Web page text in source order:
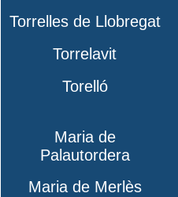
Torrelles de Llobregat
Torrelavit
Torelló
Maria de
Palautordera
Maria de Merlès